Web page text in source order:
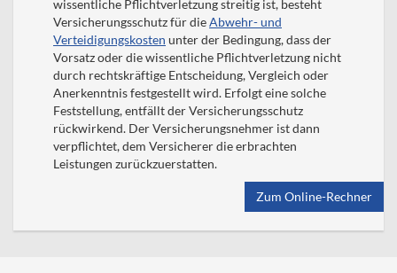
wissentliche Pflichtverletzung streitig ist, besteht
Versicherungsschutz für dieAbwehr- und
Verteidigungskosten unter der Bedingung, dass der
Vorsatz oder die wissentliche Pflichtverletzung nicht
durch rechtskräftige Entscheidung, Vergleich oder
Anerkenntnis festgestellt wird. Erfolgt eine solche
Feststellung, entfällt der Versicherungsschutz
rückwirkend. Der Versicherungsnehmer ist dann
verpflichtet, dem Versicherer die erbrachten
Leistungen zurückzuerstatten.
Zum Online-Rechner